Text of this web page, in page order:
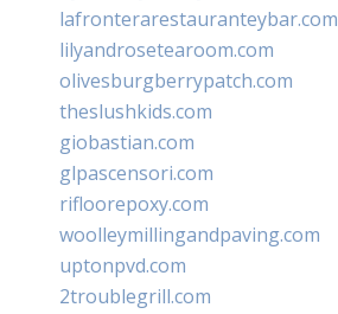
lafronterarestauranteybar.com
lilyandrosetearoom.com
olivesburgberrypatch.com
theslushkids.com
giobastian.com
glpascensori.com
rifloorepoxy.com
woolleymillingandpaving.com
uptonpvd.com
2troublegrill.com